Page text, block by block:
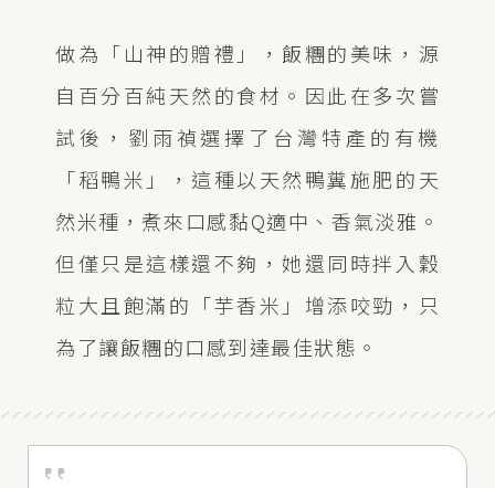
做為「山神的贈禮」，飯糰的美味，源
自百分百純天然的食材。因此在多次嘗
試後，劉雨禎選擇了台灣特產的有機
「稻鴨米」，這種以天然鴨糞施肥的天
然米種，煮來口感黏Q適中、香氣淡雅。
但僅只是這樣還不夠，她還同時拌入穀
粒大且飽滿的「芋香米」增添咬勁，只
為了讓飯糰的口感到達最佳狀態。